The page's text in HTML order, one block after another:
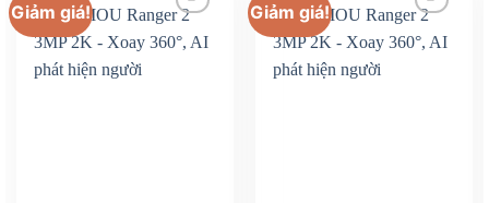
Giảm giá! Giảm giá!